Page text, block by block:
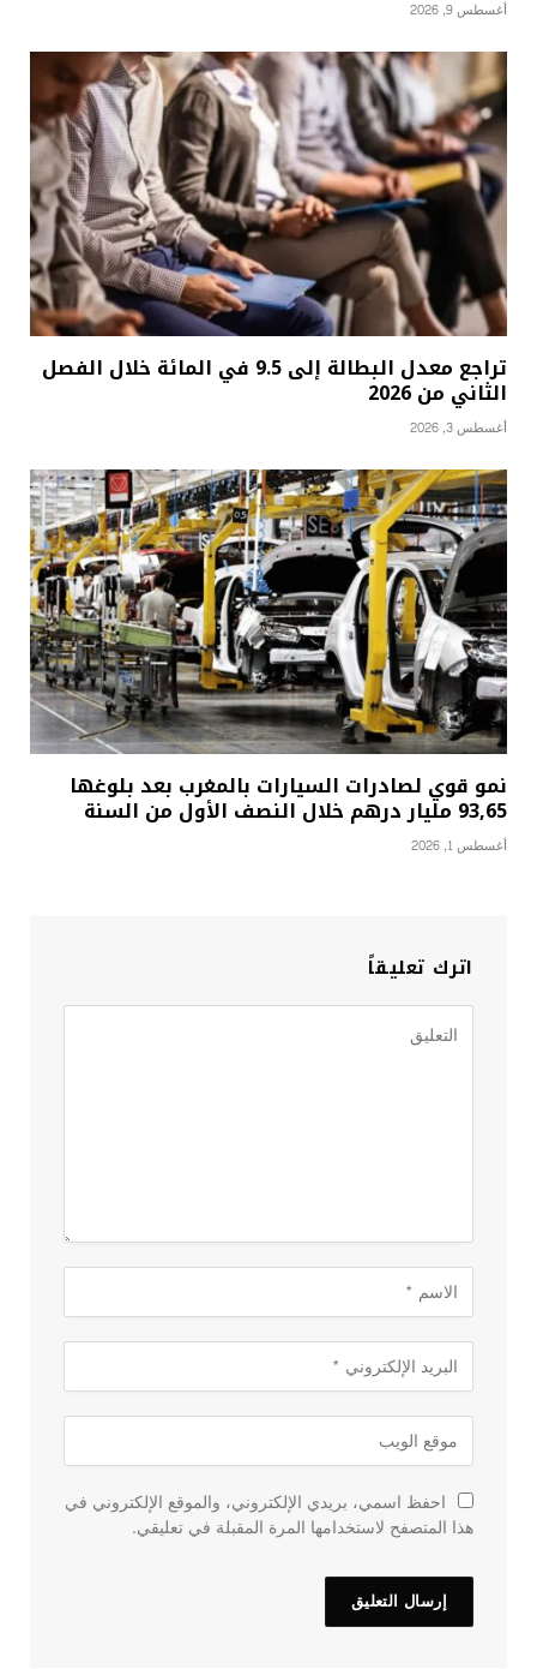
أغسطس 9, 2026
تراجع معدل البطالة إلى 9.5 في المائة خلال الفصل
الثاني من 2026
أغسطس 3, 2026
نمو قوي لصادرات السيارات بالمغرب بعد بلوغها
93,65 مليار درهم خلال النصف الأول من السنة
أغسطس 1, 2026
اترك تعليقاً
احفظ اسمي، بريدي الإلكتروني، والموقع الإلكتروني في
هذا المتصفح لاستخدامها المرة المقبلة في تعليقي.